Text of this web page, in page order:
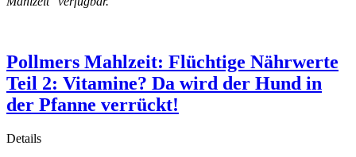
Pollmers Mahlzeit: Flüchtige Nährwerte
Teil 2: Vitamine? Da wird der Hund in
der Pfanne verrückt!
Details